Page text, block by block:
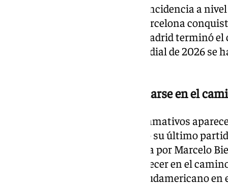
También existe una curiosa coincidencia a
previa al Mundial de 2010, el Barcelona
España, mientras que el Real Madrid terminó
En la campaña anterior al Mundial de 2026 se
Marcelo Bielsa vuelve a cruzarse en el
Uno de los paralelismos más llamativos
Sudáfrica 2010, España disputó su último
selección sudamericana dirigida por Marcelo
técnico argentino vuelve a aparecer en el
nuevamente a un combinado sudamericano